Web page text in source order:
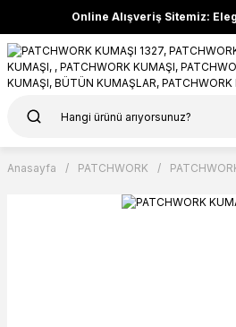
Online Alışveriş Sitemiz:
Anasayfa PATCHWORK